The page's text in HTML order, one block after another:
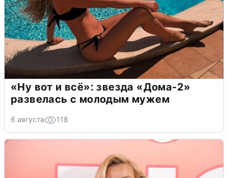
«Ну вот и всё»: звезда «Дома-2»
развелась с молодым мужем
6 августа 118